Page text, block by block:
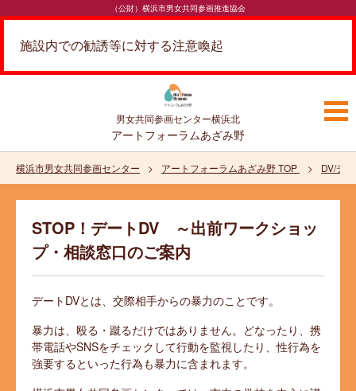
（公財）横浜市男女共同参画推進協会
施設内での勧誘等に対する注意喚起
男女共同参画センター横浜北
アートフォーラムあざみ野
横浜市男女共同参画センター アートフォーラムあざみ野 TOP DV/デ
STOP！デートDV ～出前ワークショッ
プ・相談窓口のご案内
デートDVとは、交際相手からの暴力のことです。
暴力は、殴る・蹴るだけではありません。どなったり、携
帯電話やSNSをチェックして行動を監視したり、性行為を
強要するといった行為も暴力に含まれます。